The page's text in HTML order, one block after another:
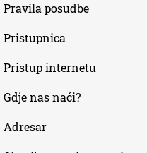
Pravila posudbe
Pristupnica
Pristup internetu
Gdje nas naći?
Adresar